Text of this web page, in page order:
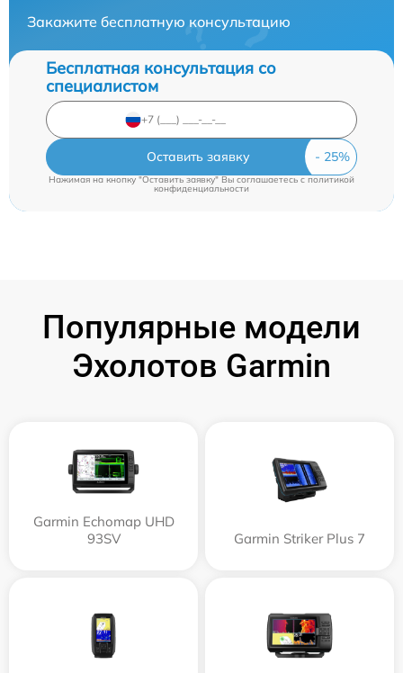
Закажите бесплатную консультацию
Бесплатная консультация со
специалистом
Оставить заявку
Нажимая на кнопку "Оставить заявку" Вы соглашаетесь cполитикой
конфиденциальности
Популярные модели
Эхолотов Garmin
Garmin Echomap UHD
93SV
Garmin Striker Plus 7